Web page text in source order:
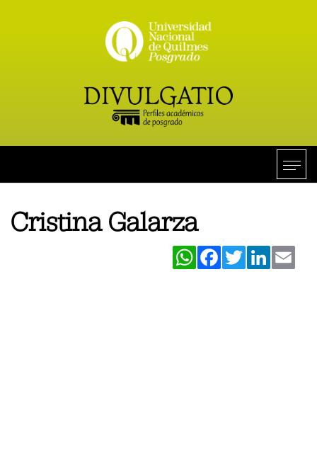
Cristina Galarza
WhatsAppFacebookTwitterLinkedIn